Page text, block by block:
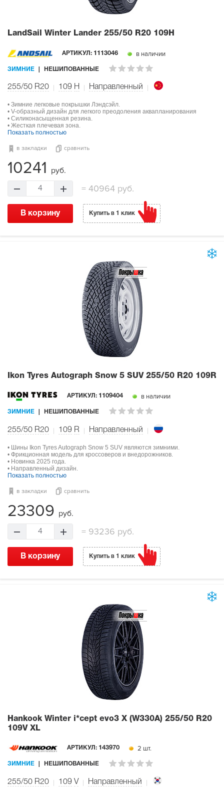
LandSail Winter Lander 255/50 R20 109H
АРТИКУЛ: 1113046 в наличии
ЗИМНИЕ НЕШИПОВАННЫЕ
255/50 R20 109 H Направленный
• Зимние легковые покрышки Лэндсэйл.
• V-образный дизайн для легкого преодоления аквапланирования
• Силиконасыщенная резина.
• Жесткая плечевая зона.
Показать полностью
в закладки сравнить
10241 руб.
4 = 40964 руб.
В корзину Купить в 1 клик
Ikon Tyres Autograph Snow 5 SUV 255/50 R20 109R
АРТИКУЛ: 1109404 в наличии
ЗИМНИЕ НЕШИПОВАННЫЕ
255/50 R20 109 R Направленный
• Шины Ikon Tyres Autograph Snow 5 SUV являются зимними.
• Фрикционная модель для кроссоверов и внедорожников.
• Новинка 2025 года.
• Направленный дизайн.
Показать полностью
в закладки сравнить
23309 руб.
4 = 93236 руб.
В корзину Купить в 1 клик
Hankook Winter i*cept evo3 X (W330A) 255/50 R20
109V XL
АРТИКУЛ: 143970 2 шт.
ЗИМНИЕ НЕШИПОВАННЫЕ
255/50 R20 109 V Направленный